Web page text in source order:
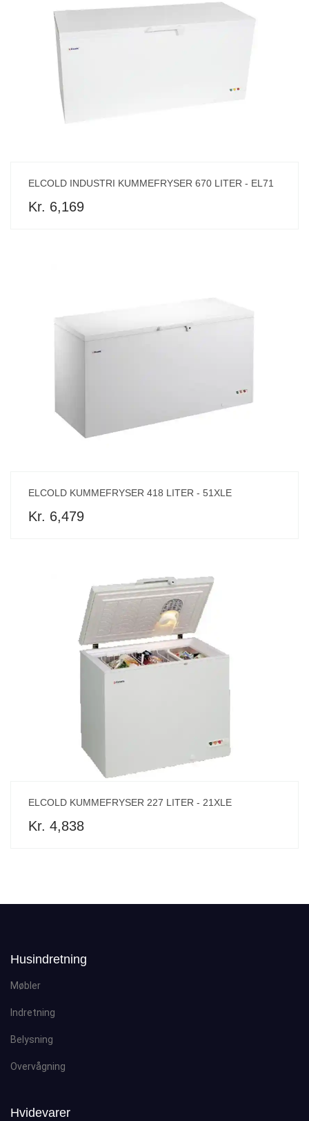
ELCOLD INDUSTRI KUMMEFRYSER 670 LITER - EL71
Kr. 6,169
ELCOLD KUMMEFRYSER 418 LITER - 51XLE
Kr. 6,479
ELCOLD KUMMEFRYSER 227 LITER - 21XLE
Kr. 4,838
Husindretning
Møbler
Indretning
Belysning
Overvågning
Hvidevarer